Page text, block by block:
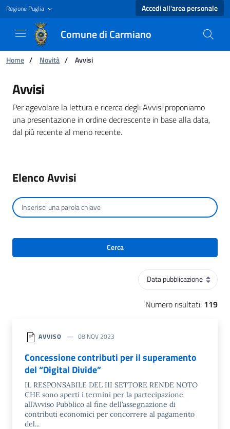
Regione Puglia Accedi all'area personale
Comune di Carmiano
Ti trovi in:
Home / Novità / Avvisi
Avvisi - Comune di Carmiano
Avvisi
Per agevolare la lettura e ricerca degli Avvisi proponiamo
una presentazione in ordine decrescente in base alla data,
dal più recente al meno recente.
Elenco Avvisi
Ordinamento
Numero risultati: 119
AVVISO 08 NOV 2023
Concessione contributi per il superamento
del “Digital Divide”
IL RESPONSABILE DEL III SETTORE RENDE NOTO
CHE sono aperti i termini per la partecipazione
all’Avviso Pubblico al fine dell’assegnazione di
contributi economici per concorrere al pagamento
del...
Cerca per testo
Cerca